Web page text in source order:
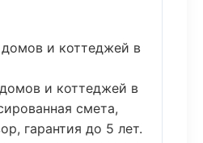
и коттеджей в
и коттеджей в
смета,
гарантия до 5 лет.